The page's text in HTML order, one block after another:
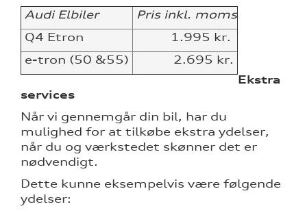
Audi Elbiler
Pris inkl. moms
Q4 Etron
1.995 kr.
e-tron (50 &55)
2.695 kr.
Ekstra
services
Når vi gennemgår din bil, har du
mulighed for at tilkøbe ekstra ydelser,
når du og værkstedet skønner det er
nødvendigt.
Dette kunne eksempelvis være følgende
ydelser: